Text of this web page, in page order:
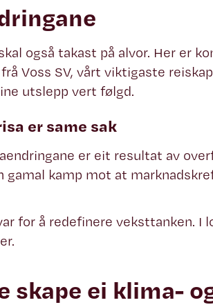
også takast på alvor. Her er
Voss SV, vårt viktigaste
utslepp vert følgd.
er same sak
er eit resultat av
gamal kamp mot at
for å redefinere veksttanken. I
skape ei klima-